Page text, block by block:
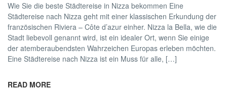
Wie Sie die beste Städtereise in Nizza bekommen Eine
Städtereise nach Nizza geht mit einer klassischen Erkundung der
französischen Riviera – Côte d’azur einher. Nizza la Bella, wie die
Stadt liebevoll genannt wird, ist ein idealer Ort, wenn Sie einige
der atemberaubendsten Wahrzeichen Europas erleben möchten.
Eine Städtereise nach Nizza ist ein Muss für alle, […]
READ MORE